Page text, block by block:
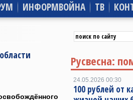
ИНФОРМВОЙНА ТВ
Русвесна:
24.05.2026 00:30
100 рублей от